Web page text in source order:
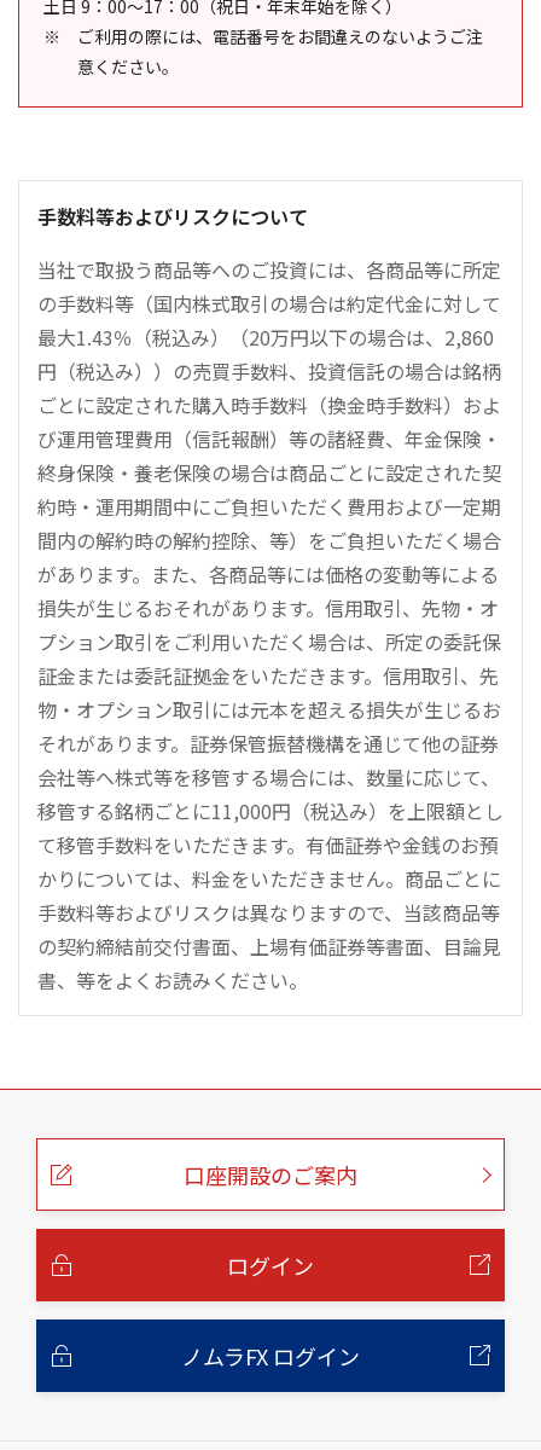
土日 9：00～17：00（祝日・年末年始を除く）
ご利用の際には、電話番号をお間違えのないようご注
意ください。
手数料等およびリスクについて
当社で取扱う商品等へのご投資には、各商品等に所定
の手数料等（国内株式取引の場合は約定代金に対して
最大1.43％（税込み）（20万円以下の場合は、2,860
円（税込み））の売買手数料、投資信託の場合は銘柄
ごとに設定された購入時手数料（換金時手数料）およ
び運用管理費用（信託報酬）等の諸経費、年金保険・
終身保険・養老保険の場合は商品ごとに設定された契
約時・運用期間中にご負担いただく費用および一定期
間内の解約時の解約控除、等）をご負担いただく場合
があります。また、各商品等には価格の変動等による
損失が生じるおそれがあります。信用取引、先物・オ
プション取引をご利用いただく場合は、所定の委託保
証金または委託証拠金をいただきます。信用取引、先
物・オプション取引には元本を超える損失が生じるお
それがあります。証券保管振替機構を通じて他の証券
会社等へ株式等を移管する場合には、数量に応じて、
移管する銘柄ごとに11,000円（税込み）を上限額とし
て移管手数料をいただきます。有価証券や金銭のお預
かりについては、料金をいただきません。商品ごとに
手数料等およびリスクは異なりますので、当該商品等
の契約締結前交付書面、上場有価証券等書面、目論見
書、等をよくお読みください。
こ
口座開設のご案内
ログイン
ノムラFX ログイン